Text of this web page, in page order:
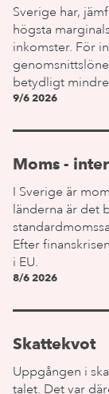
Sverige har,
högsta
inkomster. För
betydligt
9/6 2026
Moms -
I Sverige är
länderna är det
Efter
i EU.
8/6 2026
Skattekvot
Uppgången i
talet. Det var